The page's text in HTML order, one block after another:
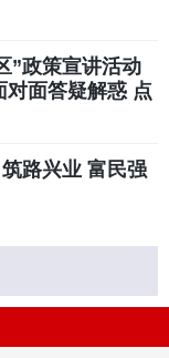
”政策宣讲活动
对面答疑解惑 点
路兴业 富民强